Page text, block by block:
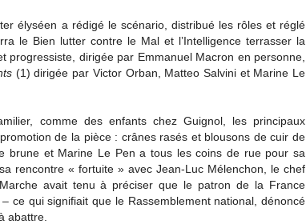
élyséen a rédigé le scénario, distribué les rôles et réglé
le Bien lutter contre le Mal et l’Intelligence terrasser la
progressiste, dirigée par Emmanuel Macron en personne,
(1) dirigée par Victor Orban, Matteo Salvini et Marine Le
comme des enfants chez Guignol, les principaux
de la pièce : crânes rasés et blousons de cuir de
brune et Marine Le Pen a tous les coins de rue pour sa
rencontre « fortuite » avec Jean-Luc Mélenchon, le chef
avait tenu à préciser que le patron de la France
ce qui signifiait que le Rassemblement national, dénoncé
abattre.